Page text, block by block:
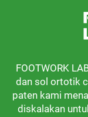
FOOTWORK
dan sol ortotik
paten kami
diskalakan